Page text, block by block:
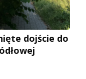
dojście do